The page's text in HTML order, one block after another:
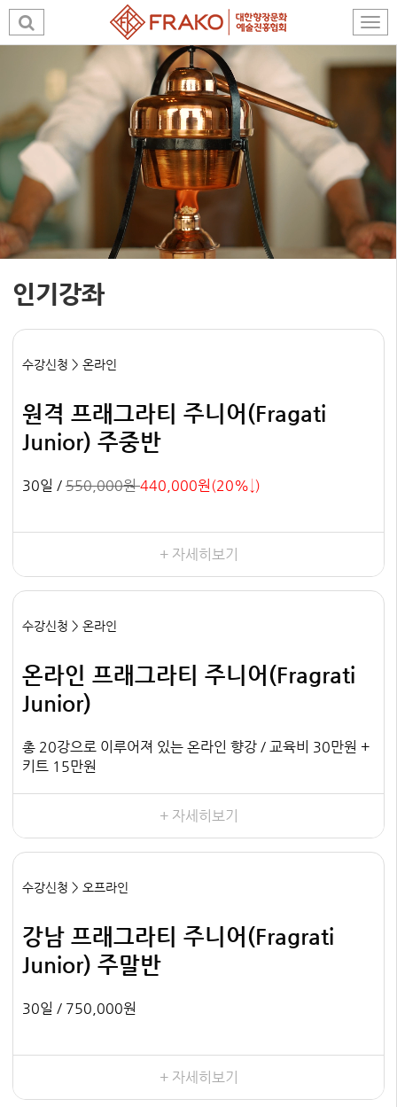
인기강좌
수강신청 > 온라인
원격 프래그라티 주니어(Fragati
Junior) 주중반
30일 / 550,000원440,000원(20%↓)
+ 자세히보기
수강신청 > 온라인
온라인 프래그라티 주니어(Fragrati
Junior)
총 20강으로 이루어져 있는 온라인 향강 / 교육비 30만원 +
키트 15만원
+ 자세히보기
수강신청 > 오프라인
강남 프래그라티 주니어(Fragrati
Junior) 주말반
30일 / 750,000원
+ 자세히보기